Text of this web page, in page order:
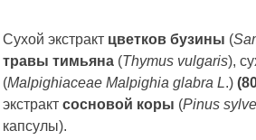
Cухой экстракт цветков бузины (
травы тимьяна (Thymus vulgaris),
(Malpighiaceae Malpighia glabra L.)
экстракт сосновой коры (Pinus
капсулы).